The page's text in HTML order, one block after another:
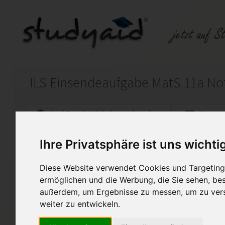
Ihre Privatsphäre ist uns
Diese Website verwendet Cookies und
ermöglichen und die Werbung, die Sie sehen,
außerdem, um Ergebnisse zu messen, um zu
weiter zu entwickeln.
ILS Einsendeaufgabe MatS 11a
Auf StudyAid.de verkaufen
Startseite Abitur und Hochschule
Quadratische Gleichungen und
Moin,
Im Anhang findest du die